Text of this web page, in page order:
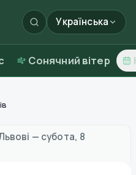
Українська
Сонячний вітер
— субота, 8